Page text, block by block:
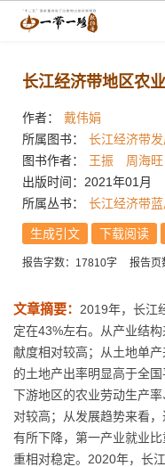
长江经济带地区农
作者：
戴伟娟
所属图书：
长江经济带发
图书作者：
王振 周海旺
出版时间：2021年01月
所属丛书：
长江经济带
生成引文 下载阅读
报告字数：17810字 报告页
文章摘要： 2019年，长江
定在43%左右。从产业结
献度相对较高；从土地单
的土地产出率明显高于全
下游地区的农业劳动生产
对较高；从发展趋势来看
有所下降，第一产业就业
重相对稳定。2020年，长